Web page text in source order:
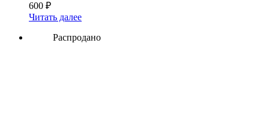
600 ₽
Читать далее
Распродано